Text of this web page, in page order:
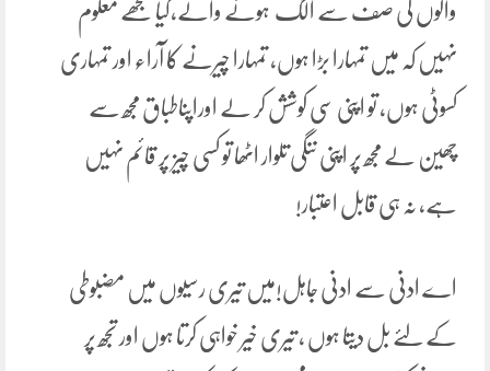
والوں کی صف سے الگ ہونے والے،کیا تجھے معلوم
نہیں کہ میں تمہارا بڑا ہوں، تمہارا چیرنے کا آراء اور تمہاری
کسوٹی ہوں، تو اپنی سی کوشش کر لے اوراپناطباق مجھ سے
چھین لے مجھ پر اپنی ننگی تلوار اٹھا تو کسی چیز پر قائم نہیں
ہے، نہ ہی قابل اعتبار!
اے ادنی سے ادنی جاہل!میں تیری رسیوں میں مضبوطی
کے لئے بل دیتا ہوں ، تیری خیر خواہی کرتا ہوں اور تجھ پر